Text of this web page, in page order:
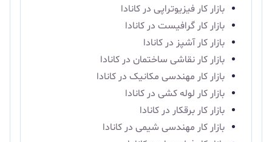
بازار کار فیزیوتراپی در کانادا
بازار کار گرافیست در کانادا
بازار کار آشپز در کانادا
بازار کار نقاشی ساختمان در کانادا
بازار کار مهندسی مکانیک در کانادا
بازار کار لوله کشی در کانادا
بازار کار برقکار در کانادا
بازار کار مهندسی شیمی در کانادا